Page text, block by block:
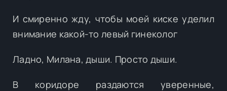
И смиренно жду, чтобы моей киске уделил
внимание какой-то левый гинеколог
Ладно, Милана, дыши. Просто дыши.
В коридоре раздаются уверенные,